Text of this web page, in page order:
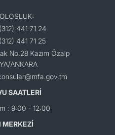
441 71 24
441 71 25
No.28 Kazım Özalp
ANKARA
SAATLERİ
: 9:00 - 12:00
MERKEZİ